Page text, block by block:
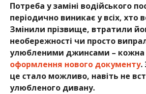
Потреба у заміні водійського
періодично виникає у всіх, хто
Змінили прізвище, втратили
необережності чи просто
улюбленими джинсами – кожна
оформлення нового документу.
це стало можливо, навіть не
улюбленого дивану.